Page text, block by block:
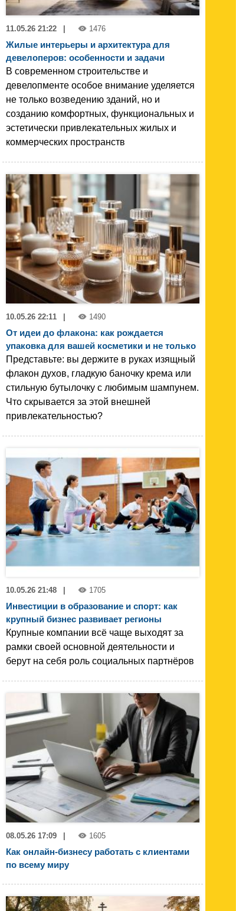
11.05.26 21:22 1476
Жилые интерьеры и архитектура для
девелоперов: особенности и задачи
В современном строительстве и
девелопменте особое внимание уделяется
не только возведению зданий, но и
созданию комфортных, функциональных и
эстетически привлекательных жилых и
коммерческих пространств
10.05.26 22:11 | 1490
От идеи до флакона: как рождается
упаковка для вашей косметики и не только
Представьте: вы держите в руках изящный
флакон духов, гладкую баночку крема или
стильную бутылочку с любимым шампунем.
Что скрывается за этой внешней
привлекательностью?
10.05.26 21:48 1705
Инвестиции в образование и спорт: как
крупный бизнес развивает регионы
Крупные компании всё чаще выходят за
рамки своей основной деятельности и
берут на себя роль социальных партнёров
08.05.26 17:09 1605
Как онлайн-бизнесу работать с клиентами
по всему миру